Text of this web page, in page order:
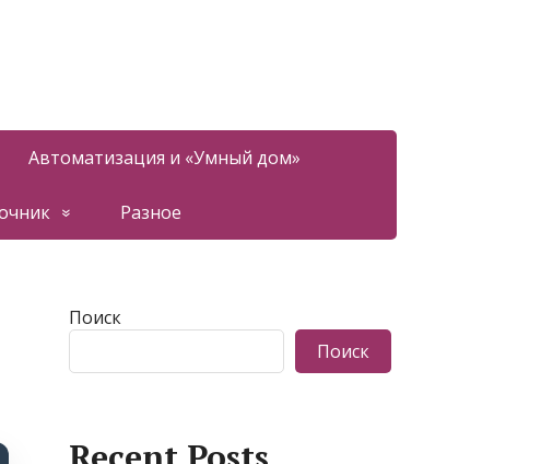
Автоматизация и «Умный дом»
Разное
Поиск
Поиск